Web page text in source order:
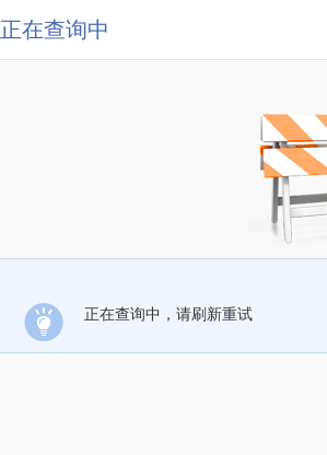
正在查询中
正在查询中，请刷新重试